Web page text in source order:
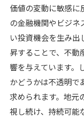
価値とは
貴金属の
大府市に
貴金属と
地域資源
消費者が
地域のブ
価値の変動に敏感に
の金融機関やビジネ
い投資機会を生み出
昇することで、不動
響を与えています。
かどうかは不透明で
求められます。地元
視し続け、持続可能